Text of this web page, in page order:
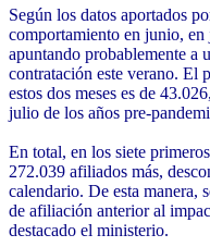
Según los datos aportados
comportamiento en junio,
apuntando probablemente a
contratación este verano. El
estos dos meses es de
julio de los años pre-
En total, en los siete
272.039 afiliados más,
calendario. De esta manera,
de afiliación anterior al
destacado el ministerio.